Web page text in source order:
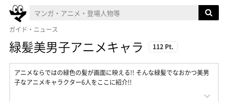
ガイド・ニュース
緑髪美男子アニメキャラ 112 Pt.
アニメならではの緑色の髪が画面に映える!! そんな緑髪でなおかつ美男
子なアニメキャラクター6人をここに紹介!!